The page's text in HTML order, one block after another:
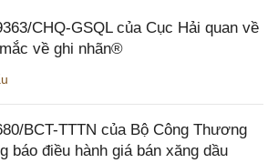
CHQ-GSQL của Cục Hải quan về
về ghi nhãn®
BCT-TTTN của Bộ Công Thương
báo điều hành giá bán xăng dầu